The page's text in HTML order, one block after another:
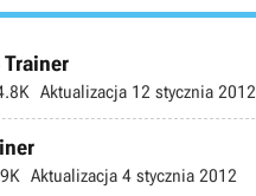
Trainer
Aktualizacja 12 stycznia 2012
Aktualizacja 4 stycznia 2012